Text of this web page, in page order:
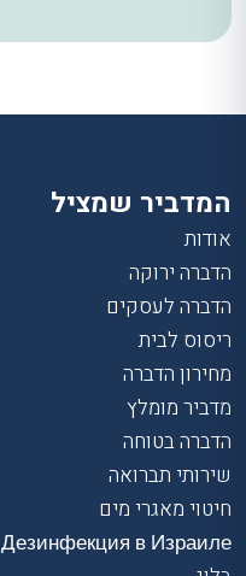
המדביר שמציל
אודות
הדברה ירוקה
הדברה לעסקים
ריסוס לבית
מחירון הדברה
מדביר מומלץ
הדברה בטוחה
שירותי תברואה
חיטוי מאגרי מים
Дезинфекция в Израиле